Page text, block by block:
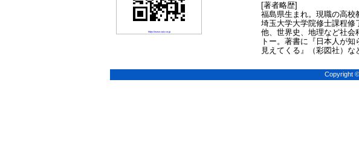
https://www.saiz.co.jp
[著者略歴]
福島県生まれ。現職の高校
埼玉大学大学院修士課程修
他、世界史、地理など社会
トー。著書に『日本人が
見えてくる』（彩図社）な
Copyright